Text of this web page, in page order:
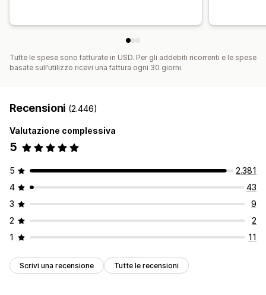
Tutte le spese sono fatturate in USD. Per gli addebiti ricorrenti e le spese
basate sull’utilizzo ricevi una fattura ogni 30 giorni.
Recensioni (2.446)
Valutazione complessiva
5
5
2.381
4
43
3
9
2
2
1
11
Scrivi una recensione Tutte le recensioni